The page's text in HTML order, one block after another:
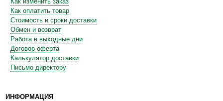
Как оплатить товар
Стоимость и сроки доставки
Обмен и возврат
Работа в выходные дни
Договор оферта
Калькулятор доставки
Письмо директору
ИНФОРМАЦИЯ